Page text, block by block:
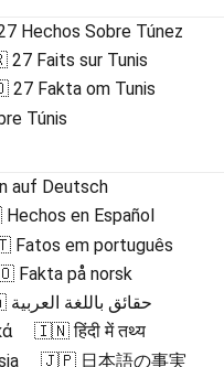
Hechos Sobre Túnez
Faits sur Tunis
Fakta om Tunis
Túnis
Deutsch
en Español
em português
Fakta på norsk
🇸🇦 حقائق باللغة العربية
🇮🇳 हिंदी में तथ्य
🇯🇵 日本語の事実